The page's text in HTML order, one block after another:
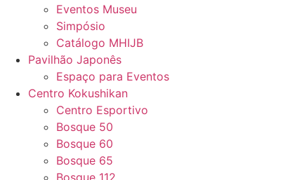
Eventos Museu
Simpósio
Catálogo MHIJB
Pavilhão Japonês
Espaço para Eventos
Centro Kokushikan
Centro Esportivo
Bosque 50
Bosque 60
Bosque 65
Bosque 112